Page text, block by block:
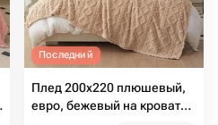
Последний
Плед 200х220 плюшевый,
евро, бежевый на кровать,